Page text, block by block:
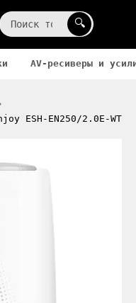
🔍
AV-ресиверы и
ESH-EN250/2.0E-WT